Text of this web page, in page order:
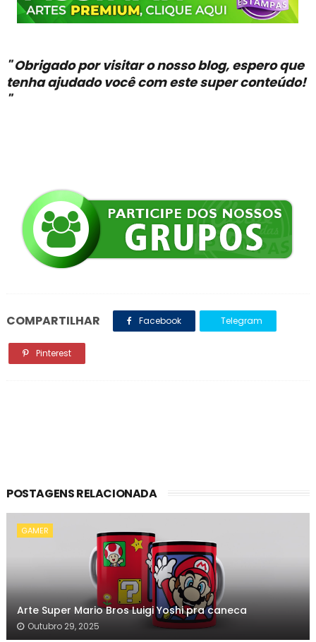
" Obrigado por visitar o nosso blog, espero que
tenha ajudado você com este super conteúdo!
"
COMPARTILHAR Facebook Telegram
Pinterest
POSTAGENS RELACIONADA
GAMER
Arte Super Mario Bros Luigi Yoshi pra caneca
Outubro 29, 2025